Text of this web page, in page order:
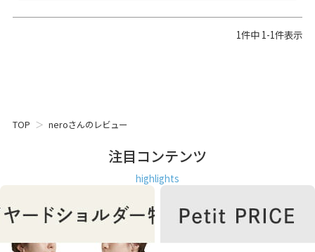
1件中 1-1件表示
TOP neroさんのレビュー
注目コンテンツ
highlights